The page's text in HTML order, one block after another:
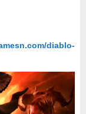
diablo-